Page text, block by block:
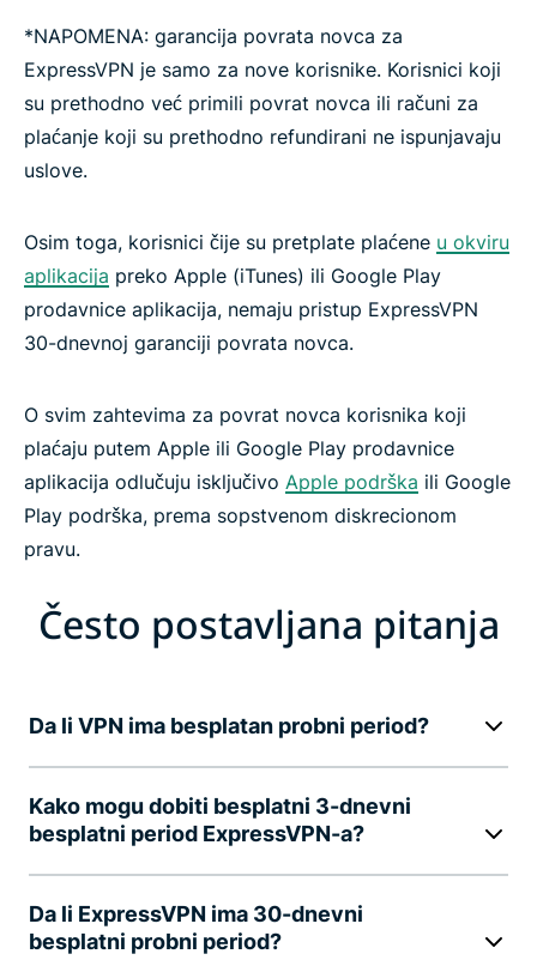
*NAPOMENA: garancija povrata novca za
ExpressVPN je samo za nove korisnike. Korisnici koji
su prethodno već primili povrat novca ili računi za
plaćanje koji su prethodno refundirani ne ispunjavaju
uslove.
Osim toga, korisnici čije su pretplate plaćene u okviru
aplikacija preko Apple (iTunes) ili Google Play
prodavnice aplikacija, nemaju pristup ExpressVPN
30-dnevnoj garanciji povrata novca.
O svim zahtevima za povrat novca korisnika koji
plaćaju putem Apple ili Google Play prodavnice
aplikacija odlučuju isključivo Apple podrška ili Google
Play podrška, prema sopstvenom diskrecionom
pravu.
Često postavljana pitanja
Da li VPN ima besplatan probni period?
Kako mogu dobiti besplatni 3-dnevni
besplatni period ExpressVPN-a?
Da li ExpressVPN ima 30-dnevni
besplatni probni period?